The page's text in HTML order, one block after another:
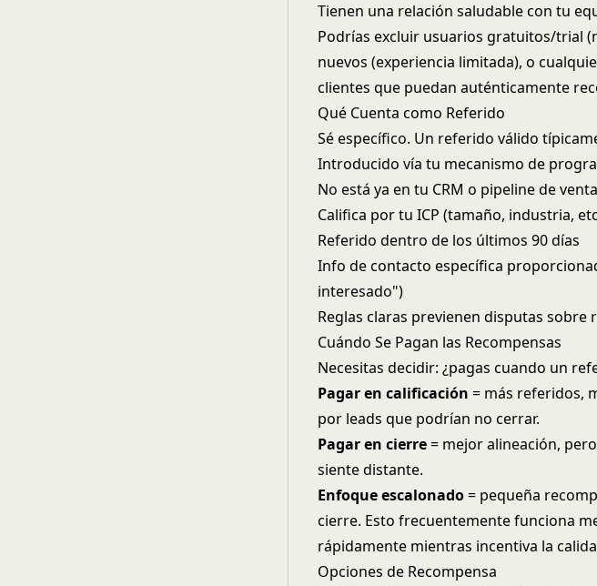
Tienen una relación saludable con tu
Podrías excluir usuarios gratuitos/trial
nuevos (experiencia limitada), o
clientes que puedan auténticamente
Qué Cuenta como Referido
Sé específico. Un referido válido
Introducido vía tu mecanismo de
No está ya en tu CRM o pipeline de
Califica por tu ICP (tamaño, industria,
Referido dentro de los últimos 90 días
Info de contacto específica
interesado")
Reglas claras previenen disputas sobre
Cuándo Se Pagan las Recompensas
Necesitas decidir: ¿pagas cuando un
Pagar en calificación = más referidos,
por leads que podrían no cerrar.
Pagar en cierre= mejor alineación,
siente distante.
Enfoque escalonado= pequeña
cierre. Esto frecuentemente funciona
rápidamente mientras incentiva la
Opciones de Recompensa